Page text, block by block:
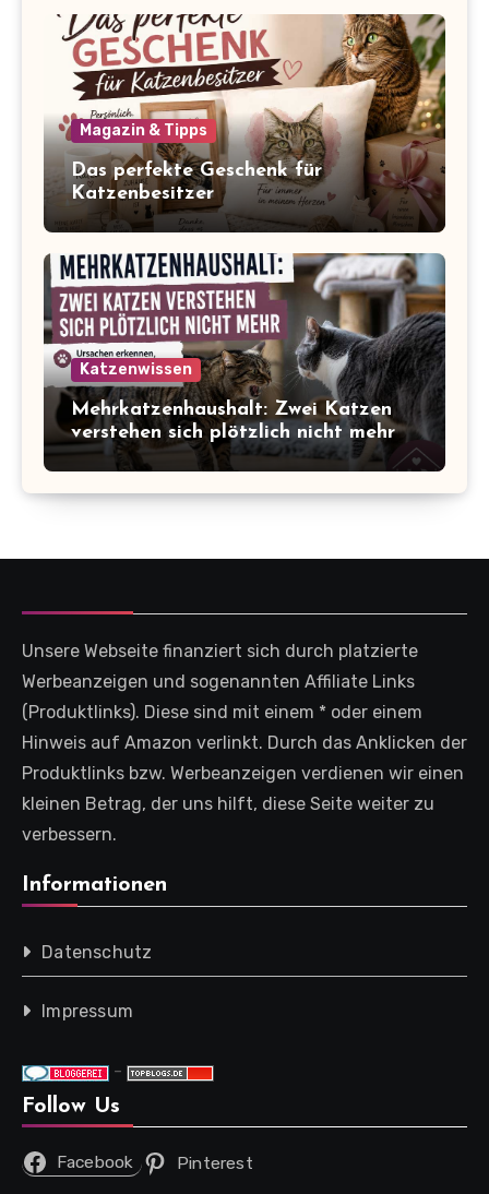
Magazin & Tipps
Das perfekte Geschenk für
Katzenbesitzer
Katzenwissen
Mehrkatzenhaushalt: Zwei Katzen
verstehen sich plötzlich nicht mehr
Unsere Webseite finanziert sich durch platzierte
Werbeanzeigen und sogenannten Affiliate Links
(Produktlinks). Diese sind mit einem * oder einem
Hinweis auf Amazon verlinkt. Durch das Anklicken der
Produktlinks bzw. Werbeanzeigen verdienen wir einen
kleinen Betrag, der uns hilft, diese Seite weiter zu
verbessern.
Informationen
Datenschutz
Impressum
-
Follow Us
Facebook Pinterest